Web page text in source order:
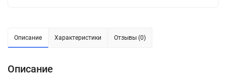
Описание Характеристики Отзывы (0)
Описание